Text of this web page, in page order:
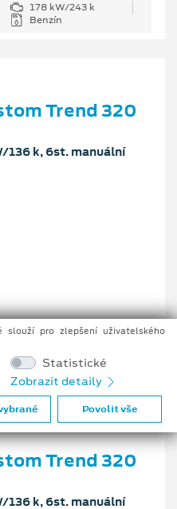
178 kW/243 k
Benzín
Trend 320
136 k, 6st. manuální
100 kW/136 k
Nafta
Trend 320
136 k, 6st. manuální
slouží pro zlepšení uživatelského
Statistické
Zobrazit detaily
Povolit vše